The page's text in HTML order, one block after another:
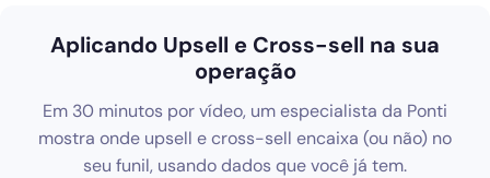
Aplicando Upsell e Cross-sell na sua
operação
Em 30 minutos por vídeo, um especialista da Ponti
mostra onde upsell e cross-sell encaixa (ou não) no
seu funil, usando dados que você já tem.